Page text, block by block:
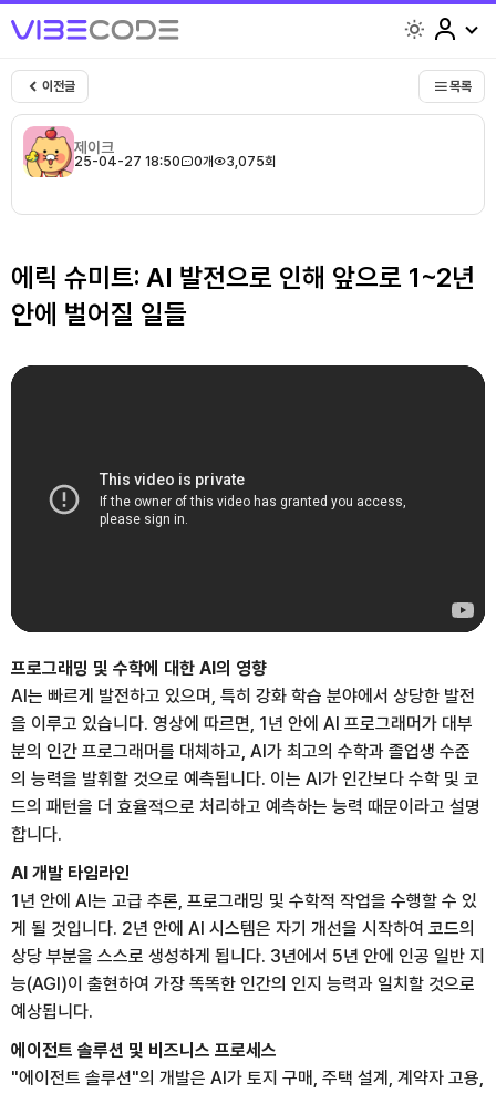
이전글 목록
제이크
25-04-27 18:50 0개 3,075회
에릭 슈미트: AI 발전으로 인해 앞으로 1~2년
안에 벌어질 일들
프로그래밍 및 수학에 대한 AI의 영향
AI는 빠르게 발전하고 있으며, 특히 강화 학습 분야에서 상당한 발전
을 이루고 있습니다. 영상에 따르면, 1년 안에 AI 프로그래머가 대부
분의 인간 프로그래머를 대체하고, AI가 최고의 수학과 졸업생 수준
의 능력을 발휘할 것으로 예측됩니다. 이는 AI가 인간보다 수학 및 코
드의 패턴을 더 효율적으로 처리하고 예측하는 능력 때문이라고 설명
합니다.
AI 개발 타임라인
1년 안에 AI는 고급 추론, 프로그래밍 및 수학적 작업을 수행할 수 있
게 될 것입니다. 2년 안에 AI 시스템은 자기 개선을 시작하여 코드의
상당 부분을 스스로 생성하게 됩니다. 3년에서 5년 안에 인공 일반 지
능(AGI)이 출현하여 가장 똑똑한 인간의 인지 능력과 일치할 것으로
예상됩니다.
에이전트 솔루션 및 비즈니스 프로세스
"에이전트 솔루션"의 개발은 AI가 토지 구매, 주택 설계, 계약자 고용,